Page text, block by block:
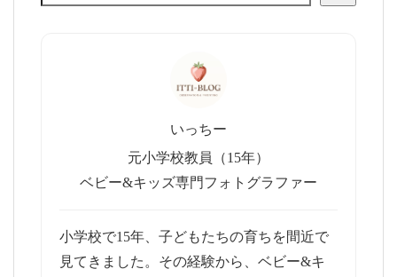
いっちー
元小学校教員（15年）
ベビー&キッズ専門フォトグラファー
小学校で15年、子どもたちの育ちを間近で
見てきました。その経験から、ベビー&キ